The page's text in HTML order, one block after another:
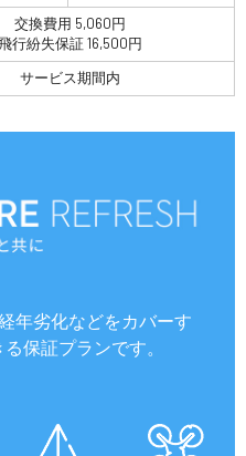
交換費用 5,060円
行紛失保証 16,500円
サービス期間内
年劣化などをカバーす
保証プランです。